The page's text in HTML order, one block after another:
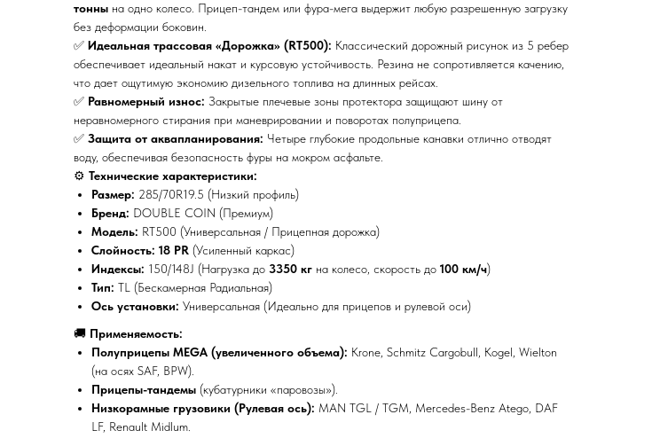
тонны на одно колесо. Прицеп-тандем или фура-мега выдержит любую разрешенную загрузку
без деформации боковин.
✅ Идеальная трассовая «Дорожка» (RT500): Классический дорожный рисунок из 5 ребер
обеспечивает идеальный накат и курсовую устойчивость. Резина не сопротивляется качению,
что дает ощутимую экономию дизельного топлива на длинных рейсах.
✅ Равномерный износ: Закрытые плечевые зоны протектора защищают шину от
неравномерного стирания при маневрировании и поворотах полуприцепа.
✅ Защита от аквапланирования: Четыре глубокие продольные канавки отлично отводят
воду, обеспечивая безопасность фуры на мокром асфальте.
⚙️ Технические характеристики:
Размер: 285/70R19.5 (Низкий профиль)
Бренд: DOUBLE COIN (Премиум)
Модель: RT500 (Универсальная / Прицепная дорожка)
Слойность: 18 PR (Усиленный каркас)
Индексы: 150/148J (Нагрузка до 3350 кг на колесо, скорость до 100 км/ч)
Тип: TL (Бескамерная Радиальная)
Ось установки: Универсальная (Идеально для прицепов и рулевой оси)
🚚 Применяемость:
Полуприцепы MEGA (увеличенного объема): Krone, Schmitz Cargobull, Kogel, Wielton
(на осях SAF, BPW).
Прицепы-тандемы (кубатурники «паровозы»).
Низкорамные грузовики (Рулевая ось): MAN TGL / TGM, Mercedes-Benz Atego, DAF
LF, Renault Midlum.